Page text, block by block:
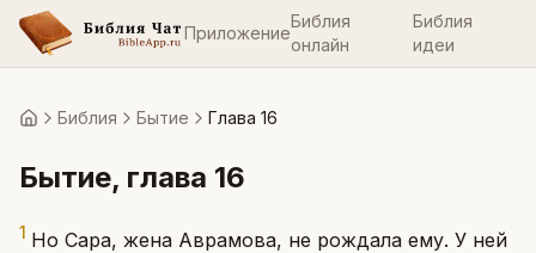
Приложение
Библия
онлайн
Библия
идеи
ГлавнаяБиблия Бытие Глава 16
Бытие, глава 16
1 Но Сара, жена Аврамова, не рождала ему. У ней